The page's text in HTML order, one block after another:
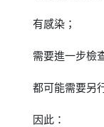
有感染；
需要進一步檢
都可能需要另
因此：